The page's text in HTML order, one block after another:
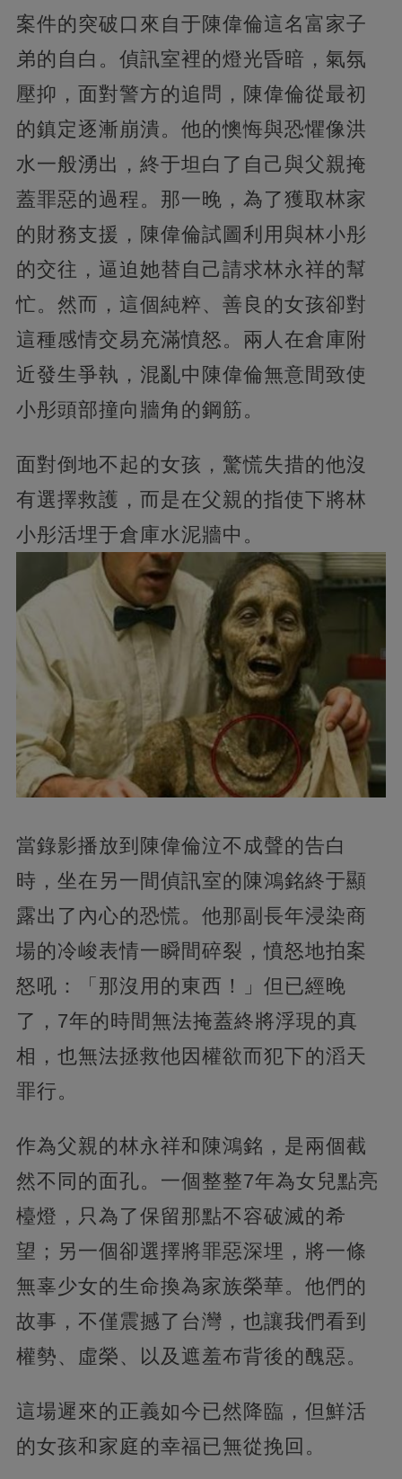
案件的突破口來自于陳偉倫這名富家子
弟的自白。偵訊室裡的燈光昏暗，氣氛
壓抑，面對警方的追問，陳偉倫從最初
的鎮定逐漸崩潰。他的懊悔與恐懼像洪
水一般湧出，終于坦白了自己與父親掩
蓋罪惡的過程。那一晚，為了獲取林家
的財務支援，陳偉倫試圖利用與林小彤
的交往，逼迫她替自己請求林永祥的幫
忙。然而，這個純粹、善良的女孩卻對
這種感情交易充滿憤怒。兩人在倉庫附
近發生爭執，混亂中陳偉倫無意間致使
小彤頭部撞向牆角的鋼筋。
面對倒地不起的女孩，驚慌失措的他沒
有選擇救護，而是在父親的指使下將林
小彤活埋于倉庫水泥牆中。
當錄影播放到陳偉倫泣不成聲的告白
時，坐在另一間偵訊室的陳鴻銘終于顯
露出了內心的恐慌。他那副長年浸染商
場的冷峻表情一瞬間碎裂，憤怒地拍案
怒吼：「那沒用的東西！」但已經晚
了，7年的時間無法掩蓋終將浮現的真
相，也無法拯救他因權欲而犯下的滔天
罪行。
作為父親的林永祥和陳鴻銘，是兩個截
然不同的面孔。一個整整7年為女兒點亮
檯燈，只為了保留那點不容破滅的希
望；另一個卻選擇將罪惡深埋，將一條
無辜少女的生命換為家族榮華。他們的
故事，不僅震撼了台灣，也讓我們看到
權勢、虛榮、以及遮羞布背後的醜惡。
這場遲來的正義如今已然降臨，但鮮活
的女孩和家庭的幸福已無從挽回。